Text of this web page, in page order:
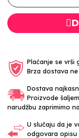
Plaćanje se vrši
Brza dostava
Dostava
Proizvode
narudžbu zaprimimo
U slučaju da je
odgovara opisu